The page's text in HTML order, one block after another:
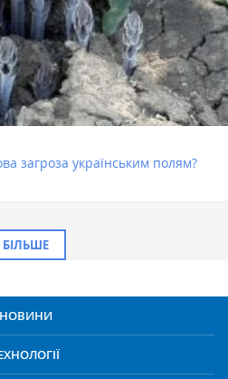
загроза українським полям?
БІЛЬШЕ
НОВИНИ